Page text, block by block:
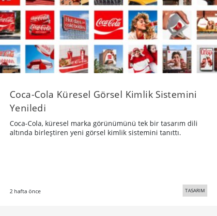
Coca-Cola Küresel Görsel Kimlik Sistemini
Yeniledi
Coca-Cola, küresel marka görünümünü tek bir tasarım dili
altında birleştiren yeni görsel kimlik sistemini tanıttı.
2 hafta önce TASARIM